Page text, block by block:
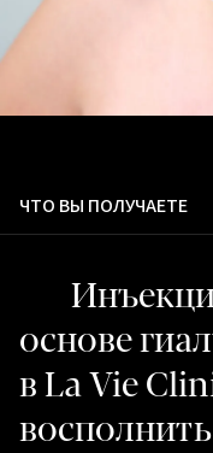
ЧТО ВЫ ПОЛУЧАЕТЕ
основе
в La Vie